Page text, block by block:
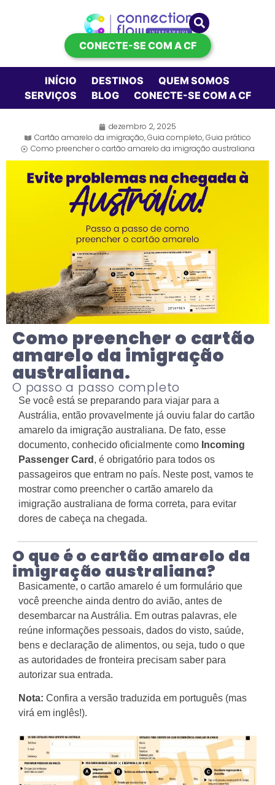
CONECTE-SE COM A CF
INÍCIO DESTINOS
QUEM SOMOS
SERVIÇOS
BLOG CONECTE-SE COM A CF
dezembro 2, 2025
Cartão amarelo da imigração,Guia completo,Guia prático
Como preencher o cartão amarelo da imigração australiana
Como preencher o cartão
amarelo da imigração
australiana.
O passo a passo completo
Se você está se preparando para viajar para a
Austrália, então provavelmente já ouviu falar do cartão
amarelo da imigração australiana. De fato, esse
documento, conhecido oficialmente como Incoming
Passenger Card , é obrigatório para todos os
passageiros que entram no país. Neste post, vamos te
mostrar como preencher o cartão amarelo da
imigração australiana de forma correta, para evitar
dores de cabeça na chegada.
O que é o cartão amarelo da
imigração australiana?
Basicamente, o cartão amarelo é um formulário que
você preenche ainda dentro do avião, antes de
desembarcar na Austrália. Em outras palavras, ele
reúne informações pessoais, dados do visto, saúde,
bens e declaração de alimentos, ou seja, tudo o que
as autoridades de fronteira precisam saber para
autorizar sua entrada.
Nota: Confira a versão traduzida em português (mas
virá em inglês!).